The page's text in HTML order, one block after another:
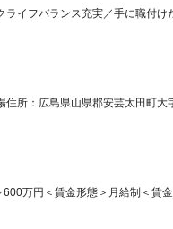
イフバランス充実／手に職付
住所：広島県山県郡安芸太田町
600万円＜賃金形態＞月給制＜賃